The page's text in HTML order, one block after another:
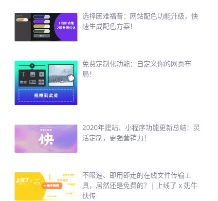
选择困难福音：网站配色功能升级，快
速生成配色方案！
免费定制化功能：自定义你的网页布
局！
2020年建站、小程序功能更新总结：灵
活定制，更强营销力！
不限速、即用即走的在线文件传输工
具，居然还是免费的？| 上线了 x 奶牛
快传